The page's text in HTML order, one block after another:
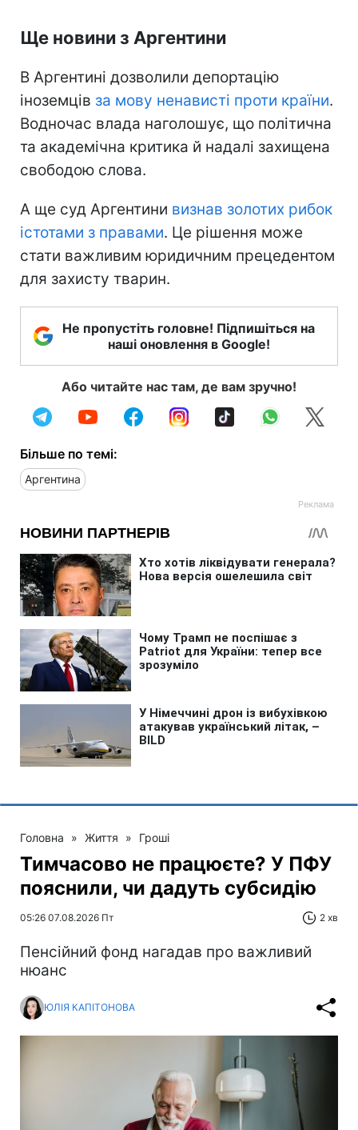
Ще новини з Аргентини
В Аргентині дозволили депортацію
іноземців за мову ненависті проти країни.
Водночас влада наголошує, що політична
та академічна критика й надалі захищена
свободою слова.
А ще суд Аргентини визнав золотих рибок
істотами з правами. Це рішення може
стати важливим юридичним прецедентом
для захисту тварин.
Не пропустіть головне! Підпишіться на
наші оновлення в Google!
Або читайте нас там, де вам зручно!
Більше по темі:
Аргентина
Головна » Життя » Гроші
Тимчасово не працюєте? У ПФУ
пояснили, чи дадуть субсидію
05:26 07.08.2026 Пт 2 хв
Пенсійний фонд нагадав про важливий
нюанс
ЮЛІЯ КАПІТОНОВА